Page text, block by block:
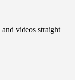
videos straight